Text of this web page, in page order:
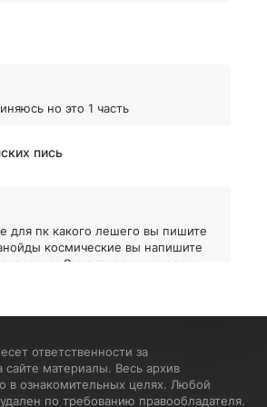
- The Strict Order
но это 1 часть
пись
для пк какого лешего вы пишите
космические вы напишите
Эмулятора сука калеки на
азарт подаётся «аль денте», где
идеальная лапша. Подача —
ответственности за
материалы. Весь архив
в ознакомительных целях. Любой
по требованию правообладателя.